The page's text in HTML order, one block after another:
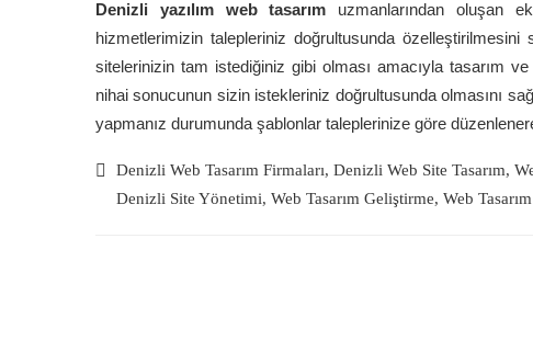
Denizli yazılım web tasarım uzmanlarından oluşan
hizmetlerimizin talepleriniz doğrultusunda özelleştirilmesini
sitelerinizin tam istediğiniz gibi olması amacıyla tasarım
nihai sonucunun sizin istekleriniz doğrultusunda olmasını
yapmanız durumunda şablonlar taleplerinize göre
Denizli Web Tasarım Firmaları, Denizli Web Site Tasarım,
Denizli Site Yönetimi, Web Tasarım Geliştirme, Web